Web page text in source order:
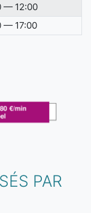
— 12:00
— 17:00
PAR